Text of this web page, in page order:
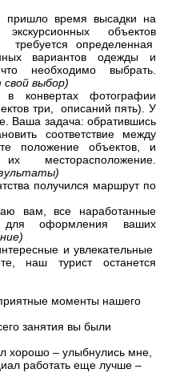
пришло время высадки на
объектов
определенная
вариантов одежды и
необходимо выбрать.
выбор)
конвертах фотографии
три, описаний пять). У
Ваша задача: обратившись
соответствие между
положение объектов, и
месторасположение.
получился маршрут по
вам, все наработанные
для оформления ваших
и увлекательные
наш турист останется
моменты нашего
занятия вы были
хорошо – улыбнулись мне,
работать еще лучше –